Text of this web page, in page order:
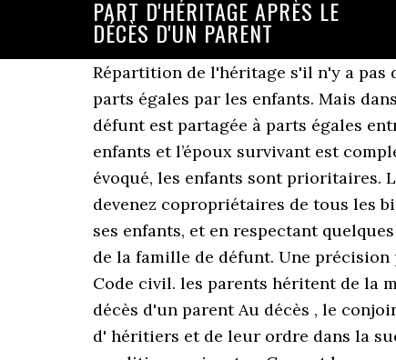
PART D'HÉRITAGE APRÈS LE
DÉCÈS D'UN PARENT
Répartition de l'héritage s'il n'y a pas de donation entre époux Dans ce cas, la nue-propriété de ce patrimoine sera partagée à parts égales par les enfants. Mais dans la limite de la quotité disponible et de la réserve héréditaire. La totalité du patrimoine du défunt est partagée à parts égales entre les héritiers d'un même ordre et d'un même degré. La répartition de l’héritage entre les enfants et l’époux survivant est complexe car les enfants et le conjoint ont des droits propres sur la succession. Nous l’avons évoqué, les enfants sont prioritaires. La part d’héritage dépend du lien de parenté avec le défunt. Si vous êtes à plusieurs : vous devenez copropriétaires de tous les biens de la succession. En préparant sa succession de son vivant, en accord avec chacun de ses enfants, et en respectant quelques règles. Ils ne reçoivent du patrimoine du défunt qu'en cas d'absence de tout autre membre de la famille de défunt. Une précision préalable importante : il est ici question de l'ordre légal des héritiers, tel qu'il est fixé par le Code civil. les parents héritent de la moitié de la succession ; les frères et sœurs reçoivent l'autre moitié. Part d'héritage après le décès d'un parent Au décès , le conjoint survivant bénéficiaire de la donation, recueille une part disponible, qui dépend du nombre d' héritiers et de leur ordre dans la succession Le conjoint survivant et les enfants se partagent alors l'héritage dans les conditions suivantes. Ce sont les premiers héritiers en cas de décès. Deux mécanismes légaux permettent de préserver l'égalité entre les différents héritiers appelés à la succession. Comme son nom l’indique le notaire est celui qui note. Le quart restant est attribué au parent en vie. L'usufruit sur le mobilier et le logement familial ne peut cependant être transformé en rente viagère contre la volonté du conjoint survivant. Le père et la mère reçoivent chacun la moitié des biens. Il existe, en France, un ordre qui définit les héritiers prioritaires et va définir la part d’héritage après le décès d’un parent, d’un enfant, etc. Dans cette première option, les enfants peuvent donc tout à fait percevoir leur part d’héritage dès le décès du premier de leur parent ; Néanmoins, ils seront propriétaire indivis et ne pourront pas percevoir leur héritage tant que cette situation d’indivision perdure. Il laisse 3 enfants, ses 2 parents et une tante : seuls les enfants héritent ; les 300 000 € sont partagés entre eux à parts égales, chacun reçoit donc 100 000 € ; X décède avec un patrimoine de 400 000 €. Certaines donations, autres que la donation-partage, peuvent aussi donner lieu à une répartition différente du patrimoine. Ce que dit la loi pour savoir qui hérite de quoi. Après partage amiable ou judiciaire, chaque héritier devient seul propriétaire des biens qui lui reviennent. Ainsi, chaque héritier devient alors le propriétaire d’une quote-part de l’héritage. Les règles sont bien